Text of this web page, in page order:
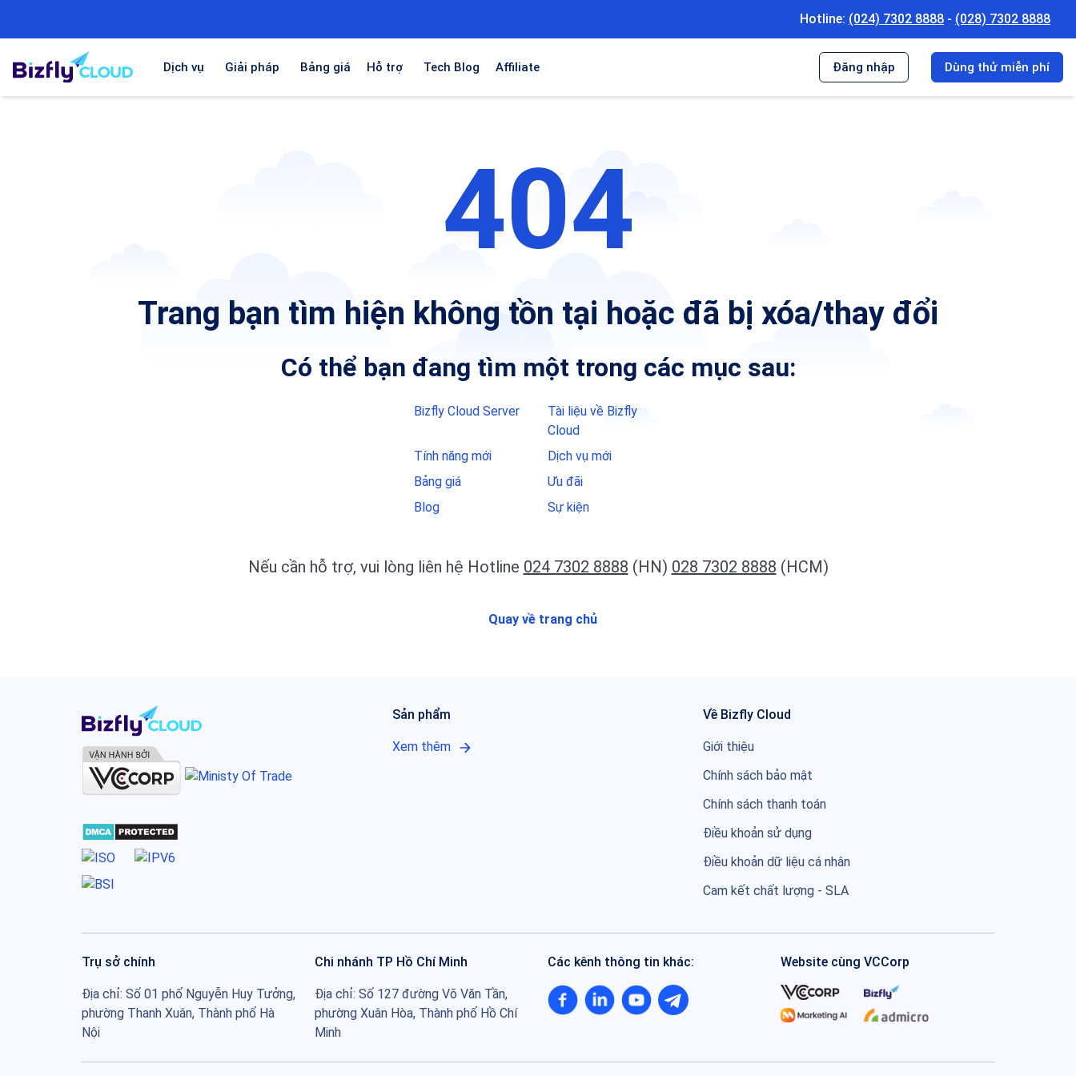
Hotline: (024) 7302 8888 - (028) 7302 8888
Dịch vụ Giải pháp Bảng giá Hỗ trợ Tech Blog Affiliate Đăng nhập Dùng thử miễn phí
404
Trang bạn tìm hiện không tồn tại hoặc đã bị xóa/thay đổi
Có thể bạn đang tìm một trong các mục sau:
Bizfly Cloud Server
Tài liệu về Bizfly
Cloud
Tính năng mới
Dịch vụ mới
Bảng giá
Ưu đãi
Blog
Sự kiện
Nếu cần hỗ trợ, vui lòng liên hệ Hotline 024 7302 8888 (HN) 028 7302 8888 (HCM)
Quay về trang chủ
Sản phẩm
Xem thêm
Về Bizfly Cloud
Giới thiệu
Chính sách bảo mật
Chính sách thanh toán
Điều khoản sử dụng
Điều khoản dữ liệu cá nhân
Cam kết chất lượng - SLA
Trụ sở chính
Địa chỉ: Số 01 phố Nguyễn Huy Tưởng,
phường Thanh Xuân, Thành phố Hà
Nội
Chi nhánh TP Hồ Chí Minh
Địa chỉ: Số 127 đường Võ Văn Tần,
phường Xuân Hòa, Thành phố Hồ Chí
Minh
Các kênh thông tin khác: Website cùng VCCorp